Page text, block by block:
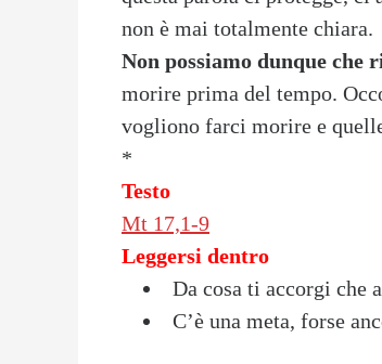
non è mai totalmente chiara.
Non possiamo dunque che
morire prima del tempo.
vogliono farci morire e
*
Testo
Mt 17,1-9
Leggersi dentro
Da cosa ti accorgi che
C’è una meta, forse